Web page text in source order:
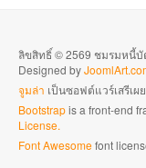
ลิขสิทธิ์ © 2569 ชมรมหนี้บั
Designed by
จูมล่า เป็นซอฟต์แวร์เสรีเผ
Bootstrapis a front-end
License.
Font Awesomefont